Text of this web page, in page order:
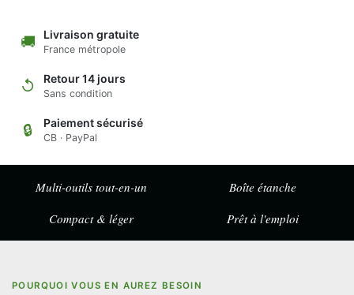
🚚 Livraison gratuite
France métropole
↺ Retour 14 jours
Sans condition
🔒 Paiement sécurisé
CB · PayPal
Multi-outils tout-en-un
Boîte étanche
Compact & léger
Prêt à l'emploi
POURQUOI VOUS EN AUREZ BESOIN